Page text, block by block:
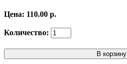
Цена: 110.00 р.
Количество:
В корзину